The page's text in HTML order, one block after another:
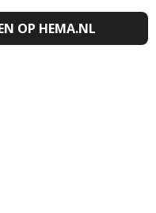
OP HEMA.NL